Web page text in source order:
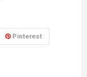
Pinterest